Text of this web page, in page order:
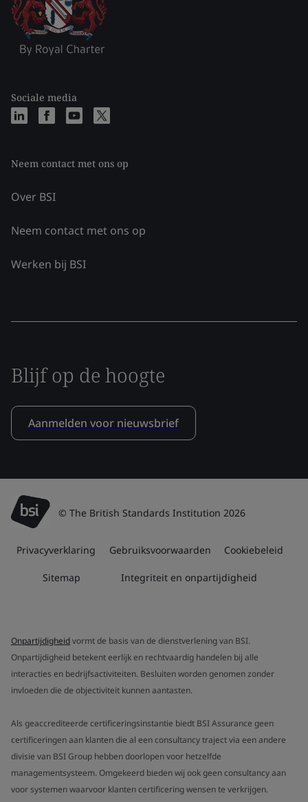
Sociale media
Neem contact met ons op
Over BSI
Neem contact met ons op
Werken bij BSI
Blijf op de hoogte
Aanmelden voor nieuwsbrief
© The British Standards Institution 2026
Privacyverklaring Gebruiksvoorwaarden Cookiebeleid
Sitemap Integriteit en onpartijdigheid
Onpartijdigheidvormt de basis van de dienstverlening van BSI.
Onpartijdigheid betekent eerlijk en rechtvaardig handelen bij alle
interacties en bedrijfsactiviteiten. Besluiten worden genomen zonder
invloeden die de objectiviteit kunnen aantasten.
Als geaccrediteerde certificeringsinstantie biedt BSI Assurance geen
certificeringen aan klanten die al een consultancy traject via een andere
divisie van BSI Group hebben doorlopen voor hetzelfde
managementsysteem. Omgekeerd bieden wij ook geen consultancy aan
voor systemen waarvoor klanten certificering wensen te verkrijgen.